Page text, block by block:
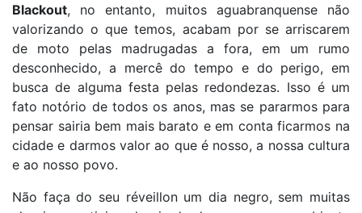
Blackout, no entanto, muitos aguabranquense não
valorizando o que temos, acabam por se arriscarem
de moto pelas madrugadas a fora, em um rumo
desconhecido, a mercê do tempo e do perigo, em
busca de alguma festa pelas redondezas. Isso é um
fato notório de todos os anos, mas se pararmos para
pensar sairia bem mais barato e em conta ficarmos na
cidade e darmos valor ao que é nosso, a nossa cultura
e ao nosso povo.
Não faça do seu réveillon um dia negro, sem muitas